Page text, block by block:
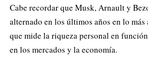
Cabe recordar que Musk, Arnault y
alternado en los últimos años en lo
que mide la riqueza personal en
en los mercados y la economía.